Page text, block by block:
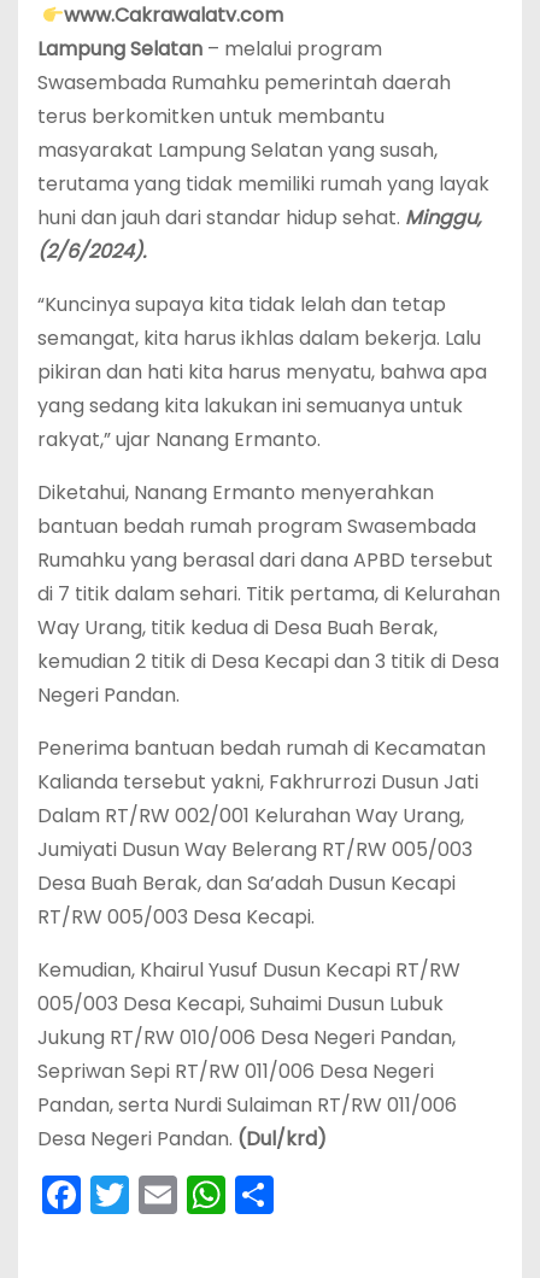
www.Cakrawalatv.com
Lampung Selatan – melalui program
Swasembada Rumahku pemerintah daerah
terus berkomitken untuk membantu
masyarakat Lampung Selatan yang susah,
terutama yang tidak memiliki rumah yang layak
huni dan jauh dari standar hidup sehat. Minggu,
(2/6/2024).
“Kuncinya supaya kita tidak lelah dan tetap
semangat, kita harus ikhlas dalam bekerja. Lalu
pikiran dan hati kita harus menyatu, bahwa apa
yang sedang kita lakukan ini semuanya untuk
rakyat,” ujar Nanang Ermanto.
Diketahui, Nanang Ermanto menyerahkan
bantuan bedah rumah program Swasembada
Rumahku yang berasal dari dana APBD tersebut
di 7 titik dalam sehari. Titik pertama, di Kelurahan
Way Urang, titik kedua di Desa Buah Berak,
kemudian 2 titik di Desa Kecapi dan 3 titik di Desa
Negeri Pandan.
Penerima bantuan bedah rumah di Kecamatan
Kalianda tersebut yakni, Fakhrurrozi Dusun Jati
Dalam RT/RW 002/001 Kelurahan Way Urang,
Jumiyati Dusun Way Belerang RT/RW 005/003
Desa Buah Berak, dan Sa’adah Dusun Kecapi
RT/RW 005/003 Desa Kecapi.
Kemudian, Khairul Yusuf Dusun Kecapi RT/RW
005/003 Desa Kecapi, Suhaimi Dusun Lubuk
Jukung RT/RW 010/006 Desa Negeri Pandan,
Sepriwan Sepi RT/RW 011/006 Desa Negeri
Pandan, serta Nurdi Sulaiman RT/RW 011/006
Desa Negeri Pandan. (Dul/krd)
F
a
T
w
E
m
W
h